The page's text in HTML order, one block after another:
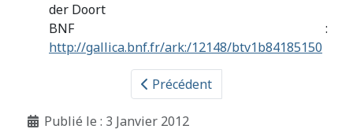
der Doort
BNF :
http://gallica.bnf.fr/ark:/12148/btv1b84185150
Précédent
Détails
Publié le : 3 Janvier 2012